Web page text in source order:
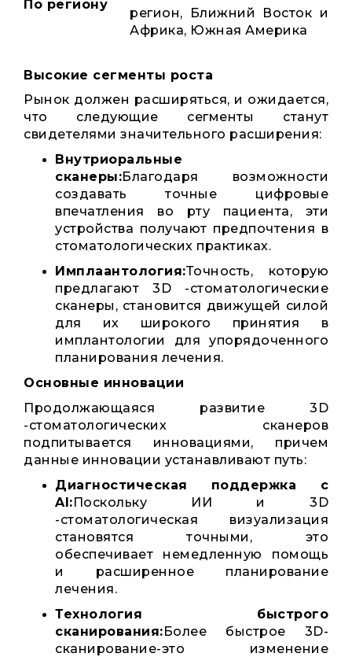
По региону
регион, Ближний Восток и
Африка, Южная Америка
Высокие сегменты роста
Рынок должен расширяться, и ожидается,
что следующие сегменты станут
свидетелями значительного расширения:
Внутриоральные
сканеры:Благодаря возможности
создавать точные цифровые
впечатления во рту пациента, эти
устройства получают предпочтения в
стоматологических практиках.
Имплаантология:Точность, которую
предлагают 3D -стоматологические
сканеры, становится движущей силой
для их широкого принятия в
имплантологии для упорядоченного
планирования лечения.
Основные инновации
Продолжающаяся развитие 3D
-стоматологических сканеров
подпитывается инновациями, причем
данные инновации устанавливают путь:
Диагностическая поддержка с
AI:Поскольку ИИ и 3D
-стоматологическая визуализация
становятся точными, это
обеспечивает немедленную помощь
и расширенное планирование
лечения.
Технология быстрого
сканирования:Более быстрое 3D-
сканирование-это изменение